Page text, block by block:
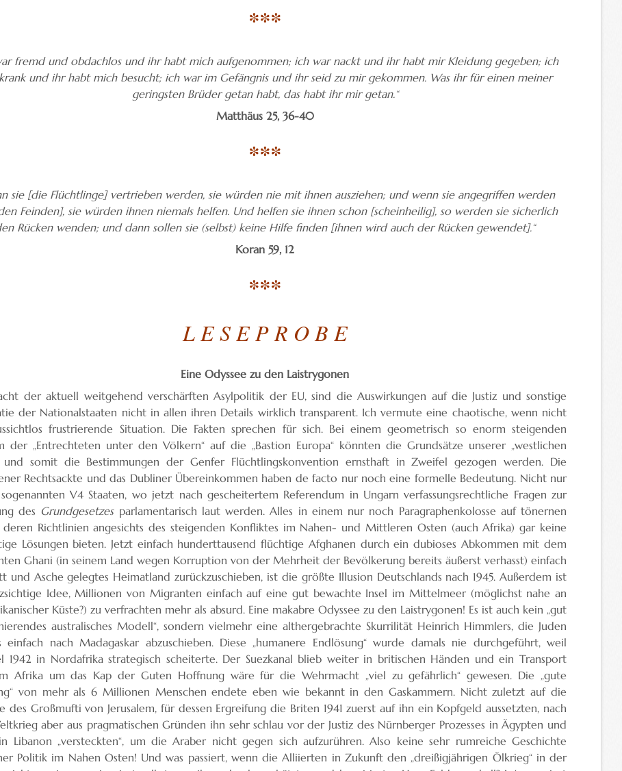
***
fremd und obdachlos und ihr habt mich aufgenommen; ich war nackt und ihr habt mir Kleidung gegeben; ich
und ihr habt mich besucht; ich war im Gefängnis und ihr seid zu mir gekommen. Was ihr für einen meiner
geringsten Brüder getan habt, das habt ihr mir getan.“
Matthäus 25, 36-40
***
sie [die Flüchtlinge] vertrieben werden, sie würden nie mit ihnen ausziehen; und wenn sie angegriffen werden
Feinden], sie würden ihnen niemals helfen. Und helfen sie ihnen schon [scheinheilig], so werden sie sicherlich
Rücken wenden; und dann sollen sie (selbst) keine Hilfe finden [ihnen wird auch der Rücken gewendet].“
Koran 59, 12
***
L E S E P R O B E
Eine Odyssee zu den Laistrygonen
der aktuell weitgehend verschärften Asylpolitik der EU, sind die Auswirkungen auf die Justiz und sonstige
der Nationalstaaten nicht in allen ihren Details wirklich transparent. Ich vermute eine chaotische, wenn nicht
frustrierende Situation. Die Fakten sprechen für sich. Bei einem geometrisch so enorm steigenden
der „Entrechteten unter den Völkern“ auf die „Bastion Europa“ könnten die Grundsätze unserer „westlichen
und somit die Bestimmungen der Genfer Flüchtlingskonvention ernsthaft in Zweifel gezogen werden. Die
Rechtsackte und das Dubliner Übereinkommen haben de facto nur noch eine formelle Bedeutung. Nicht nur
V4 Staaten, wo jetzt nach gescheitertem Referendum in Ungarn verfassungsrechtliche Fragen zur
des Grundgesetzesparlamentarisch laut werden. Alles in einem nur noch Paragraphenkolosse auf tönernen
deren Richtlinien angesichts des steigenden Konfliktes im Nahen- und Mittleren Osten (auch Afrika) gar keine
Lösungen bieten. Jetzt einfach hunderttausend flüchtige Afghanen durch ein dubioses Abkommen mit dem
Ghani (in seinem Land wegen Korruption von der Mehrheit der Bevölkerung bereits äußerst verhasst) einfach
und Asche gelegtes Heimatland zurückzuschieben, ist die größte Illusion Deutschlands nach 1945. Außerdem ist
Idee, Millionen von Migranten einfach auf eine gut bewachte Insel im Mittelmeer (möglichst nahe an
Küste?) zu verfrachten mehr als absurd. Eine makabre Odyssee zu den Laistrygonen! Es ist auch kein „gut
australisches Modell“, sondern vielmehr eine althergebrachte Skurrilität Heinrich Himmlers, die Juden
einfach nach Madagaskar abzuschieben. Diese „humanere Endlösung“ wurde damals nie durchgeführt, weil
1942 in Nordafrika strategisch scheiterte. Der Suezkanal blieb weiter in britischen Händen und ein Transport
Afrika um das Kap der Guten Hoffnung wäre für die Wehrmacht „viel zu gefährlich“ gewesen. Die „gute
von mehr als 6 Millionen Menschen endete eben wie bekannt in den Gaskammern. Nicht zuletzt auf die
des Großmufti von Jerusalem, für dessen Ergreifung die Briten 1941 zuerst auf ihn ein Kopfgeld aussetzten, nach
aber aus pragmatischen Gründen ihn sehr schlau vor der Justiz des Nürnberger Prozesses in Ägypten und
Libanon „versteckten“, um die Araber nicht gegen sich aufzurühren. Also keine sehr rumreiche Geschichte
Politik im Nahen Osten! Und was passiert, wenn die Alliierten in Zukunft den „dreißigjährigen Ölkrieg“ in der